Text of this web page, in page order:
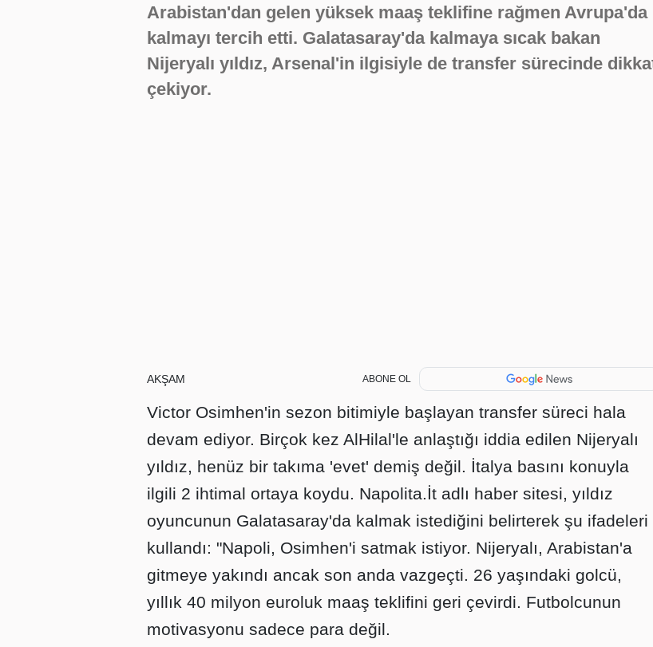
Arabistan'dan gelen yüksek maaş teklifine rağmen Avrupa'da
kalmayı tercih etti. Galatasaray'da kalmaya sıcak bakan
Nijeryalı yıldız, Arsenal'in ilgisiyle de transfer sürecinde
çekiyor.
AKŞAM ABONE OL
Victor Osimhen'in sezon bitimiyle başlayan transfer süreci hala
devam ediyor. Birçok kez AlHilal'le anlaştığı iddia edilen Nijeryalı
yıldız, henüz bir takıma 'evet' demiş değil. İtalya basını konuyla
ilgili 2 ihtimal ortaya koydu. Napolita.İt adlı haber sitesi, yıldız
oyuncunun Galatasaray'da kalmak istediğini belirterek şu ifadeleri
kullandı: "Napoli, Osimhen'i satmak istiyor. Nijeryalı, Arabistan'a
gitmeye yakındı ancak son anda vazgeçti. 26 yaşındaki golcü,
yıllık 40 milyon euroluk maaş teklifini geri çevirdi. Futbolcunun
motivasyonu sadece para değil.